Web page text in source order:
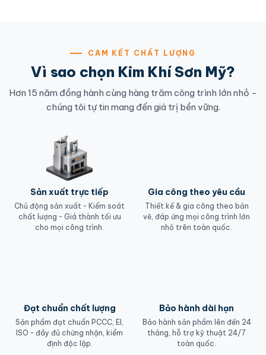
CAM KẾT CHẤT LƯỢNG
Vì sao chọn Kim Khí Sơn Mỹ?
Hơn 15 năm đồng hành cùng hàng trăm công trình lớn nhỏ -
chúng tôi tự tin mang đến giá trị bền vững.
Sản xuất trực tiếp
Chủ động sản xuất - Kiểm soát
chất lượng - Giá thành tối ưu
cho mọi công trình.
Gia công theo yêu cầu
Thiết kế & gia công theo bản
vẽ, đáp ứng mọi công trình lớn
nhỏ trên toàn quốc.
Đạt chuẩn chất lượng
Sản phẩm đạt chuẩn PCCC, EI,
ISO - đầy đủ chứng nhận, kiểm
định độc lập.
Bảo hành dài hạn
Bảo hành sản phẩm lên đến 24
tháng, hỗ trợ kỹ thuật 24/7
toàn quốc.